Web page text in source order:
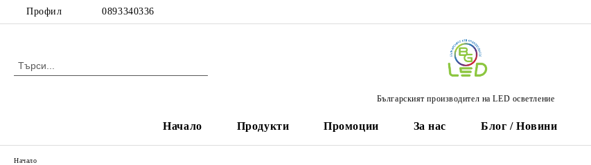
Профил 0893340336
Българският производител на LED осветление
Начало Продукти Промоции За нас Блог / Новини
Начало